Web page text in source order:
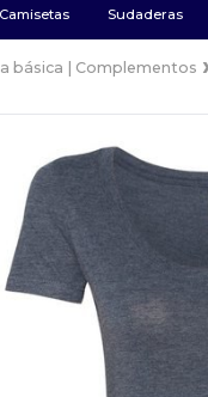
Camisetas Sudaderas
básica | Complementos